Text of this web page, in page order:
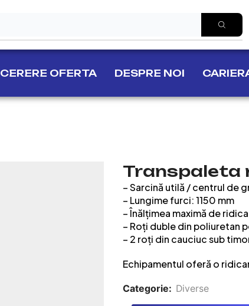
CERERE OFERTA DESPRE NOI
Transpaleta
– Sarcină utilă / centrul de
– Lungime furci: 1150 mm
– Înălțimea maximă de
– Roți duble din poliuretan
– 2 roți din cauciuc sub
Echipamentul oferă o
Categorie: Diverse